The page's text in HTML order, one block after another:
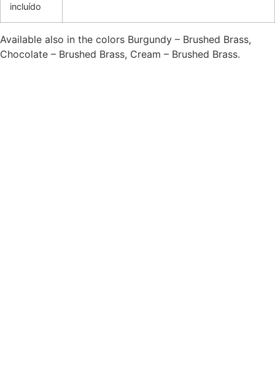
incluído
Available also in the colors Burgundy – Brushed Brass,
Chocolate – Brushed Brass, Cream – Brushed Brass.